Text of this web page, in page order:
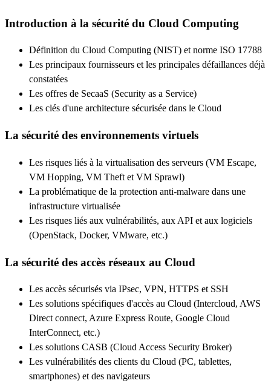
Introduction à la sécurité du Cloud Computing
Définition du Cloud Computing (NIST) et norme ISO 17788
Les principaux fournisseurs et les principales défaillances déjà
constatées
Les offres de SecaaS (Security as a Service)
Les clés d'une architecture sécurisée dans le Cloud
La sécurité des environnements virtuels
Les risques liés à la virtualisation des serveurs (VM Escape,
VM Hopping, VM Theft et VM Sprawl)
La problématique de la protection anti-malware dans une
infrastructure virtualisée
Les risques liés aux vulnérabilités, aux API et aux logiciels
(OpenStack, Docker, VMware, etc.)
La sécurité des accès réseaux au Cloud
Les accès sécurisés via IPsec, VPN, HTTPS et SSH
Les solutions spécifiques d'accès au Cloud (Intercloud, AWS
Direct connect, Azure Express Route, Google Cloud
InterConnect, etc.)
Les solutions CASB (Cloud Access Security Broker)
Les vulnérabilités des clients du Cloud (PC, tablettes,
smartphones) et des navigateurs